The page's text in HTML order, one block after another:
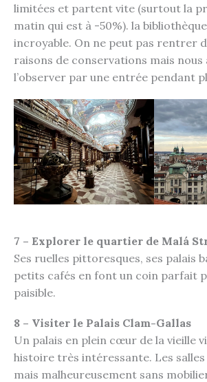
limitées et partent vite (surtout la
matin qui est à -50%). la
incroyable. On ne peut pas rentrer
raisons de conservations mais nous
l’observer par une entrée pendant
7 – Explorer le quartier de Malá
Ses ruelles pittoresques, ses palais
petits cafés en font un coin parfait
paisible.
8 – Visiter le Palais Clam-Gallas
Un palais en plein cœur de la vieille
histoire très intéressante. Les
mais malheureusement sans